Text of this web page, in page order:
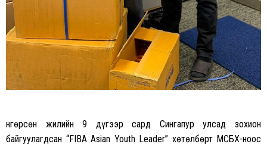
Өнгөрсөн жилийн 9 дүгээр сард Сингапур улсад зохион
байгуулагдсан “FIBA Asian Youth Leader” хөтөлбөрт МСБХ-ноос